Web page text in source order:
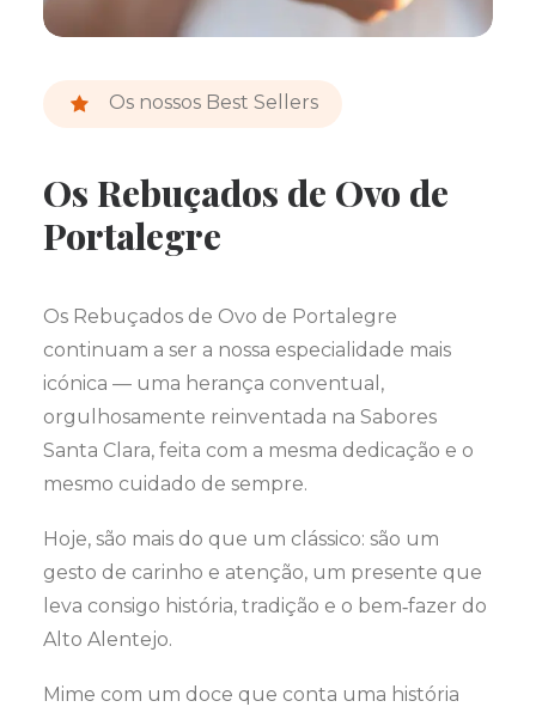
Os nossos Best Sellers
Os Rebuçados de Ovo de
Portalegre
Os Rebuçados de Ovo de Portalegre
continuam a ser a nossa especialidade mais
icónica — uma herança conventual,
orgulhosamente reinventada na Sabores
Santa Clara, feita com a mesma dedicação e o
mesmo cuidado de sempre.
Hoje, são mais do que um clássico: são um
gesto de carinho e atenção, um presente que
leva consigo história, tradição e o bem‑fazer do
Alto Alentejo.
Mime com um doce que conta uma história